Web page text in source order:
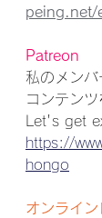
peing.net/
Patreon
私のメン
コンテン
Let's get
https://
hongo
オンライン